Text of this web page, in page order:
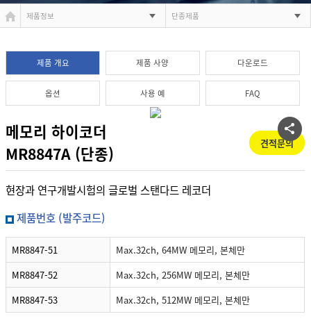
제품정보 단종제품
메모리 하이코더
MR8847A (단종)
견적문의
현장과 연구개발시험의 글로벌 스탠다드 레코더
제품 개요 제품 사양 다운로드
옵션 사용 예 FAQ
제품번호 (발주코드)
MR8847-51
Max.32ch, 64MW 메모리, 본체만
MR8847-52
Max.32ch, 256MW 메모리, 본체만
MR8847-53
Max.32ch, 512MW 메모리, 본체만